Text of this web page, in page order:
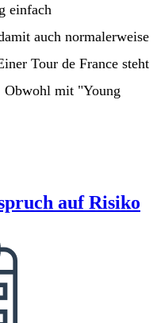
einfach
auch normalerweise
Tour de France steht
Obwohl mit "Young
auf Risiko